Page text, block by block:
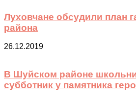
Луховчане обсудили план
района
26.12.2019
В Шуйском районе
субботник у памятника